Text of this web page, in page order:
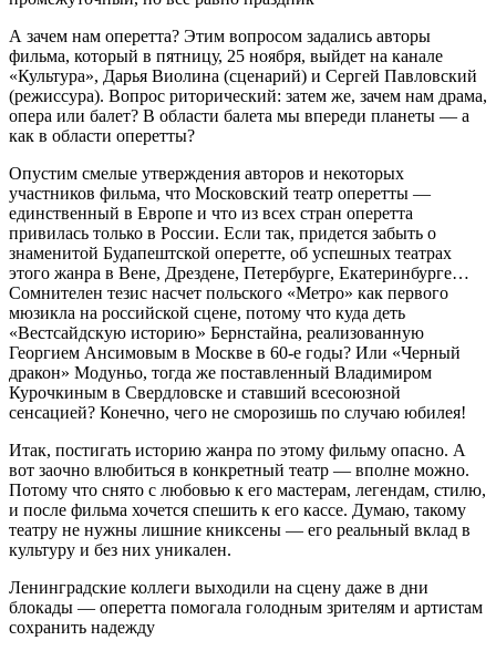
А зачем нам оперетта? Этим вопросом задались авторы
фильма, который в пятницу, 25 ноября, выйдет на канале
«Культура», Дарья Виолина (сценарий) и Сергей Павловский
(режиссура). Вопрос риторический: затем же, зачем нам драма,
опера или балет? В области балета мы впереди планеты — а
как в области оперетты?
Опустим смелые утверждения авторов и некоторых
участников фильма, что Московский театр оперетты —
единственный в Европе и что из всех стран оперетта
привилась только в России. Если так, придется забыть о
знаменитой Будапештской оперетте, об успешных театрах
этого жанра в Вене, Дрездене, Петербурге, Екатеринбурге…
Сомнителен тезис насчет польского «Метро» как первого
мюзикла на российской сцене, потому что куда деть
«Вестсайдскую историю» Бернстайна, реализованную
Георгием Ансимовым в Москве в 60-е годы? Или «Черный
дракон» Модуньо, тогда же поставленный Владимиром
Курочкиным в Свердловске и ставший всесоюзной
сенсацией? Конечно, чего не сморозишь по случаю юбилея!
Итак, постигать историю жанра по этому фильму опасно. А
вот заочно влюбиться в конкретный театр — вполне можно.
Потому что снято с любовью к его мастерам, легендам, стилю,
и после фильма хочется спешить к его кассе. Думаю, такому
театру не нужны лишние книксены — его реальный вклад в
культуру и без них уникален.
Ленинградские коллеги выходили на сцену даже в дни
блокады — оперетта помогала голодным зрителям и артистам
сохранить надежду